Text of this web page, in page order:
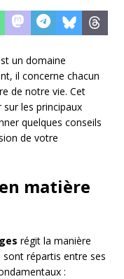
un domaine
il concerne chacun
de notre vie. Cet
les principaux
quelques conseils
de votre
matière
régit la manière
sont répartis entre ses
: